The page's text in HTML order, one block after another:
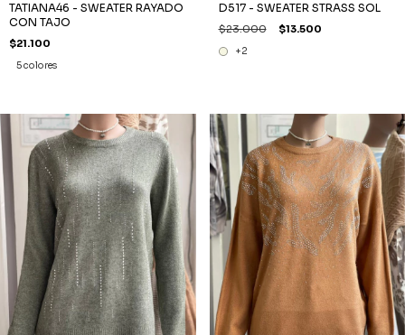
TATIANA46 - SWEATER RAYADO
CON TAJO
$21.100
5 colores
D517 - SWEATER STRASS SOL
$23.000 $13.500
+2